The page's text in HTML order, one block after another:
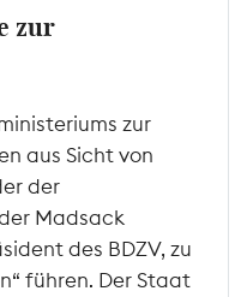
zur
zur
aus Sicht von
der
Madsack
des BDZV, zu
führen. Der Staat